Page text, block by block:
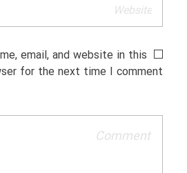
email, and website in this
for the next time I comment.